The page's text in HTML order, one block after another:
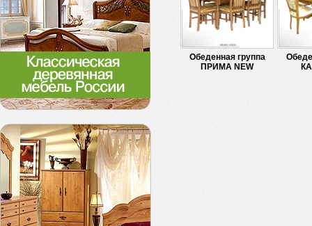
Обеденная группа
ПРИМА NEW